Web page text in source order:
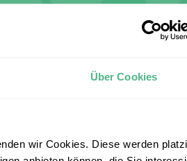
Über Cookies
wir Cookies. Diese werden